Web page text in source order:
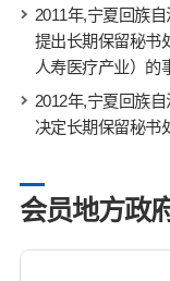
2011年,宁夏回族
提出长期保留秘书
人寿医疗产业）的
2012年,宁夏回族
决定长期保留秘书
会员地方政